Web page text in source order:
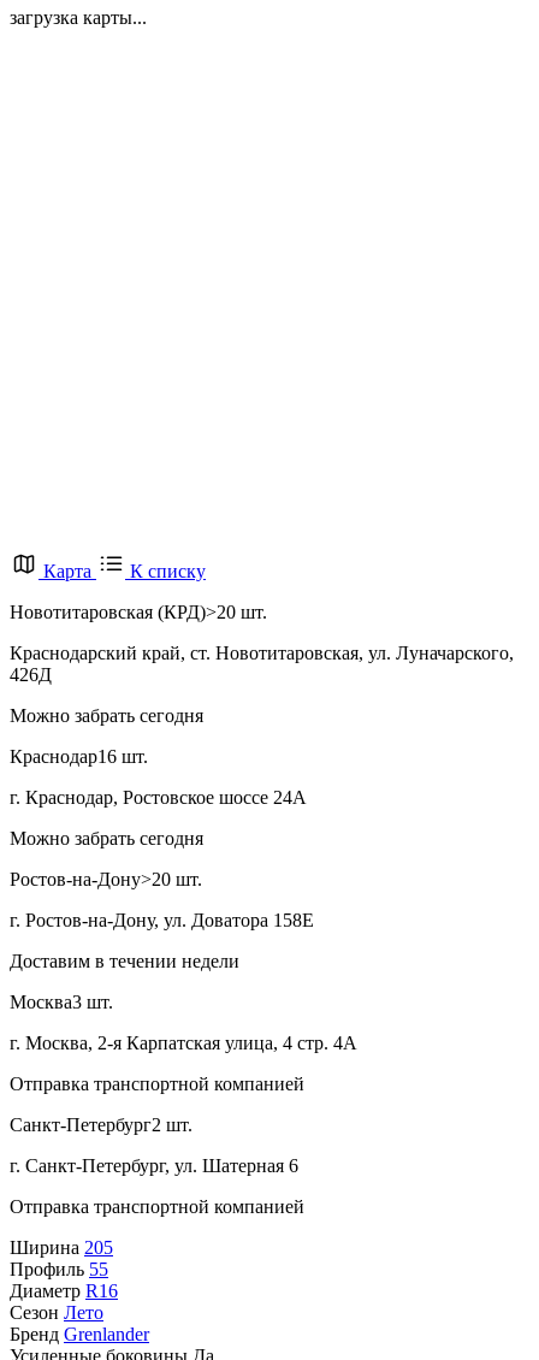
загрузка карты...
Карта
К списку
Новотитаровская (КРД)>20 шт.
Краснодарский край, ст. Новотитаровская, ул. Луначарского,
426Д
Можно забрать сегодня
Краснодар16 шт.
г. Краснодар, Ростовское шоссе 24А
Можно забрать сегодня
Ростов-на-Дону>20 шт.
г. Ростов-на-Дону, ул. Доватора 158Е
Доставим в течении недели
Москва3 шт.
г. Москва, 2-я Карпатская улица, 4 стр. 4А
Отправка транспортной компанией
Санкт-Петербург2 шт.
г. Санкт-Петербург, ул. Шатерная 6
Отправка транспортной компанией
Ширина 205
Профиль 55
Диаметр R16
Сезон Лето
Бренд Grenlander
Усиленные боковины Да